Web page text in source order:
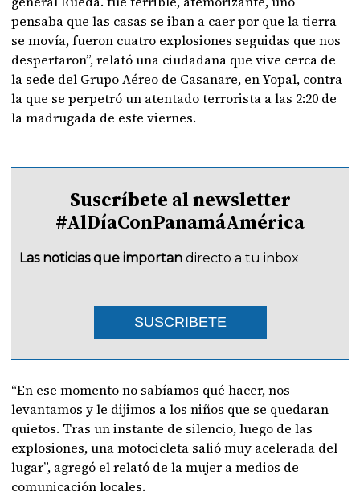
pensaba que las casas se iban a caer por que la tierra
se movía, fueron cuatro explosiones seguidas que nos
despertaron”, relató una ciudadana que vive cerca de
la sede del Grupo Aéreo de Casanare, en Yopal, contra
la que se perpetró un atentado terrorista a las 2:20 de
la madrugada de este viernes.
Suscríbete al newsletter
#AlDíaConPanamáAmérica
Las noticias que importan directo a tu inbox
SUSCRIBETE
“En ese momento no sabíamos qué hacer, nos
levantamos y le dijimos a los niños que se quedaran
quietos. Tras un instante de silencio, luego de las
explosiones, una motocicleta salió muy acelerada del
lugar”, agregó el relató de la mujer a medios de
comunicación locales.